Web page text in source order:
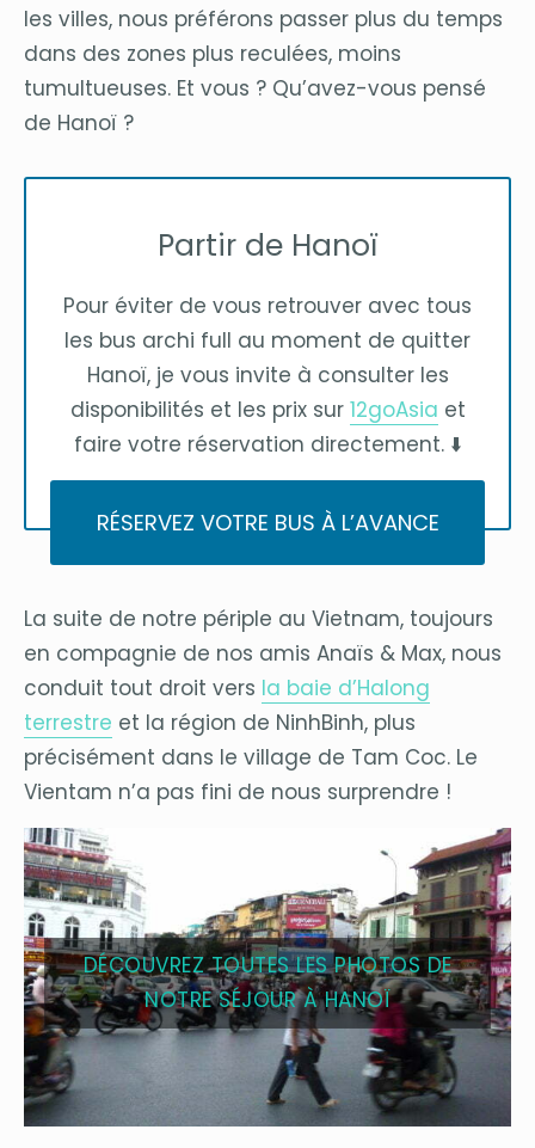
les villes, nous préférons passer plus du temps
dans des zones plus reculées, moins
tumultueuses. Et vous ? Qu’avez-vous pensé
de Hanoï ?
Partir de Hanoï
Pour éviter de vous retrouver avec tous
les bus archi full au moment de quitter
Hanoï, je vous invite à consulter les
disponibilités et les prix sur 12goAsia et
faire votre réservation directement. ⬇️
RÉSERVEZ VOTRE BUS À L’AVANCE
La suite de notre périple au Vietnam, toujours
en compagnie de nos amis Anaïs & Max, nous
conduit tout droit vers la baie d’Halong
terrestre et la région de NinhBinh, plus
précisément dans le village de Tam Coc. Le
Vientam n’a pas fini de nous surprendre !
DÉCOUVREZ TOUTES LES PHOTOS DE
NOTRE SÉJOUR À HANOÏ